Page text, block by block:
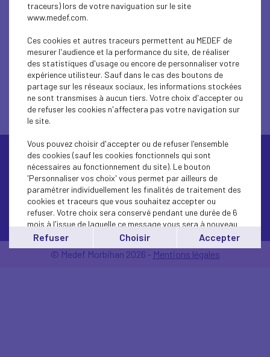
Soirée lauréats "Les Taffeurs"
Contactez-nous
© Medef Morbihan 2026 - Mentions légales
traceurs) lors de votre naviguation sur le site
www.medef.com.
Ces cookies et autres traceurs permettent au MEDEF de
mesurer l'audience et la performance du site, de réaliser
des statistiques d'usage ou encore de personnaliser votre
expérience utilisteur. Sauf dans le cas des boutons de
partage sur les réseaux sociaux, les informations stockées
ne sont transmises à aucun tiers. Votre choix d'accepter ou
de refuser les cookies n'affectera pas votre navigation sur
le site.
Vous pouvez choisir d'accepter ou de refuser l'ensemble
des cookies (sauf les cookies fonctionnels qui sont
nécessaires au fonctionnement du site). Le bouton
'Personnaliser vos choix' vous permet par ailleurs de
paramétrer individuellement les finalités de traitement des
cookies et traceurs que vous souhaitez accepter ou
refuser. Votre choix sera conservé pendant une durée de 6
mois à l'issue de laquelle ce message vous sera à nouveau
affiché..
Vous pouvez modifier votre choix à tout moment en
cliquant sur le lien'cookies' en bas de page.
Refuser Choisir Accepter